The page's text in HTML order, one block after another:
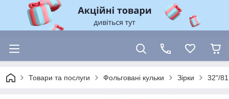
Товари та послуги Фольговані кульки Зірки 32"/